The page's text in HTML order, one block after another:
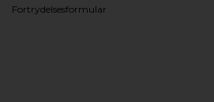
Fortrydelsesformular